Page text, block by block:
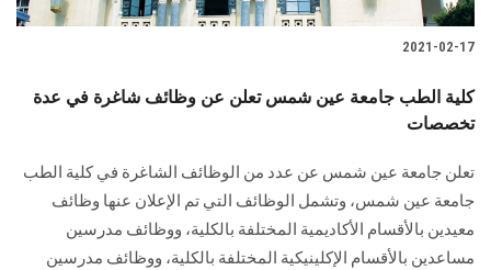
2021-02-17
كلية الطب جامعة عين شمس تعلن عن وظائف شاغرة في عدة
تخصصات
تعلن جامعة عين شمس عن عدد من الوظائف الشاغرة في كلية الطب
جامعة عين شمس، وتشمل الوظائف التي تم الإعلان عنها وظائف
معيدين بالأقسام الأكاديمية المختلفة بالكلية، ووظائف مدرسين
مساعدين بالأقسام الإكلينيكية المختلفة بالكلية، ووظائف مدرسين